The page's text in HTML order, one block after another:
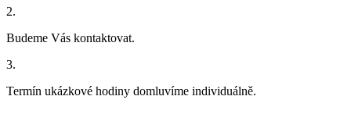
2.
Budeme Vás kontaktovat.
3.
Termín ukázkové hodiny domluvíme individuálně.